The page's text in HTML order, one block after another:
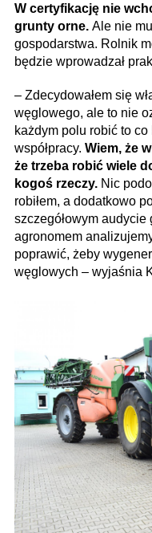
W certyfikację nie
grunty orne. Ale nie
gospodarstwa. Rolnik
będzie wprowadzał
– Zdecydowałem się
węglowego, ale to nie
każdym polu robić to
współpracy. Wiem, że
że trzeba robić wiele
kogoś rzeczy. Nic
robiłem, a dodatkowo
szczegółowym
agronomem
poprawić, żeby
węglowych – wyjaśnia